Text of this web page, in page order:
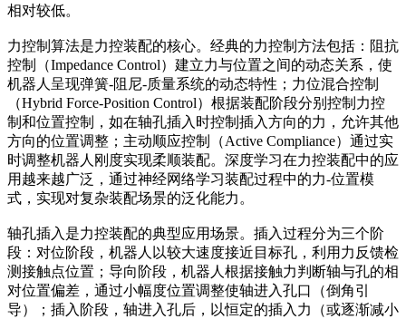
相对较低。
力控制算法是力控装配的核心。经典的力控制方法包括：阻抗
控制（Impedance Control）建立力与位置之间的动态关系，使
机器人呈现弹簧-阻尼-质量系统的动态特性；力位混合控制
（Hybrid Force-Position Control）根据装配阶段分别控制力控
制和位置控制，如在轴孔插入时控制插入方向的力，允许其他
方向的位置调整；主动顺应控制（Active Compliance）通过实
时调整机器人刚度实现柔顺装配。深度学习在力控装配中的应
用越来越广泛，通过神经网络学习装配过程中的力-位置模
式，实现对复杂装配场景的泛化能力。
轴孔插入是力控装配的典型应用场景。插入过程分为三个阶
段：对位阶段，机器人以较大速度接近目标孔，利用力反馈检
测接触点位置；导向阶段，机器人根据接触力判断轴与孔的相
对位置偏差，通过小幅度位置调整使轴进入孔口（倒角引
导）；插入阶段，轴进入孔后，以恒定的插入力（或逐渐减小